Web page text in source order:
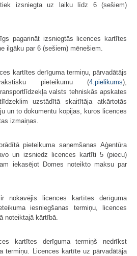
izsniegta uz laiku līdz 6 (sešiem)
pagarināt izsniegtās licences kartītes
ilgāku par 6 (sešiem) mēnešiem.
kartītes derīguma termiņu, pārvadātājs
pieteikumu (4.pielikums),
valsts tehniskās apskates
uzstādītā skaitītāja atkārtotās
un to dokumentu kopijas, kuros licences
izmaiņas.
pieteikuma saņemšanas Aģentūra
un izsniedz licences kartīti 5 (piecu)
iekasējot Domes noteikto maksu par
nokavējis licences kartītes derīguma
iesniegšanas termiņu, licences
noteiktajā kārtībā.
kartītes derīguma termiņš nedrīkst
termiņu. Licences kartīte uz pārvadātāja